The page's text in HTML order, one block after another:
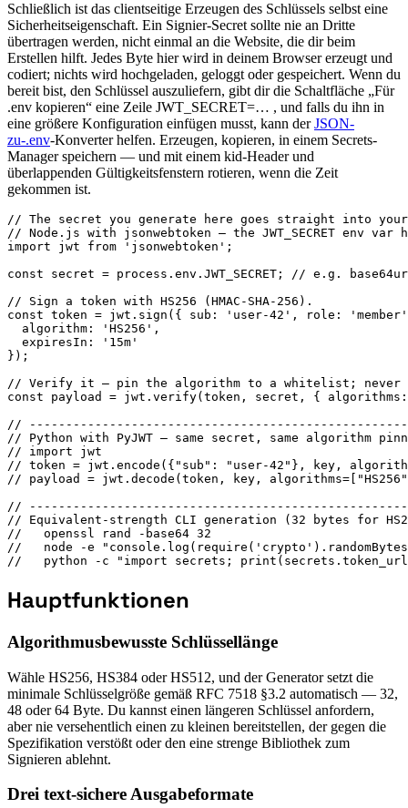
Schließlich ist das clientseitige Erzeugen des Schlüssels selbst eine
Sicherheitseigenschaft. Ein Signier-Secret sollte nie an Dritte
übertragen werden, nicht einmal an die Website, die dir beim
Erstellen hilft. Jedes Byte hier wird in deinem Browser erzeugt und
codiert; nichts wird hochgeladen, geloggt oder gespeichert. Wenn du
bereit bist, den Schlüssel auszuliefern, gibt dir die Schaltfläche „Für
.env kopieren“ eine Zeile JWT_SECRET=… , und falls du ihn in
eine größere Konfiguration einfügen musst, kann derJSON-
zu-.env-Konverter helfen. Erzeugen, kopieren, in einem Secrets-
Manager speichern — und mit einem kid-Header und
überlappenden Gültigkeitsfenstern rotieren, wenn die Zeit
gekommen ist.
// The secret you generate here goes straight into
// Node.js with jsonwebtoken — the JWT_SECRET env var
import jwt from 'jsonwebtoken';
const secret = process.env.JWT_SECRET; // e.g.
// Sign a token with HS256 (HMAC-SHA-256).
const token = jwt.sign({ sub: 'user-42', role:
  algorithm: 'HS256',
  expiresIn: '15m'
});
// Verify it — pin the algorithm to a whitelist; never
const payload = jwt.verify(token, secret, {
//
// Python with PyJWT — same secret, same algorithm
// import jwt
// token = jwt.encode({"sub": "user-42"}, key,
// payload = jwt.decode(token, key,
//
// Equivalent-strength CLI generation (32 bytes for
//   openssl rand -base64 32
//   node -e
//   python -c "import secrets;
Hauptfunktionen
Algorithmusbewusste Schlüssellänge
Wähle HS256, HS384 oder HS512, und der Generator setzt die
minimale Schlüsselgröße gemäß RFC 7518 §3.2 automatisch — 32,
48 oder 64 Byte. Du kannst einen längeren Schlüssel anfordern,
aber nie versehentlich einen zu kleinen bereitstellen, der gegen die
Spezifikation verstößt oder den eine strenge Bibliothek zum
Signieren ablehnt.
Drei text-sichere Ausgabeformate